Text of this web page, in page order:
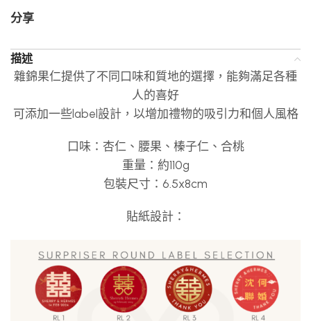
分享
描述
雜錦果仁提供了不同口味和質地的選擇，能夠滿足各種
人的喜好
可添加一些label設計，以增加禮物的吸引力和個人風格
口味：杏仁、腰果、榛子仁、合桃
重量：約110g
包裝尺寸：6.5x8cm
貼紙設計：